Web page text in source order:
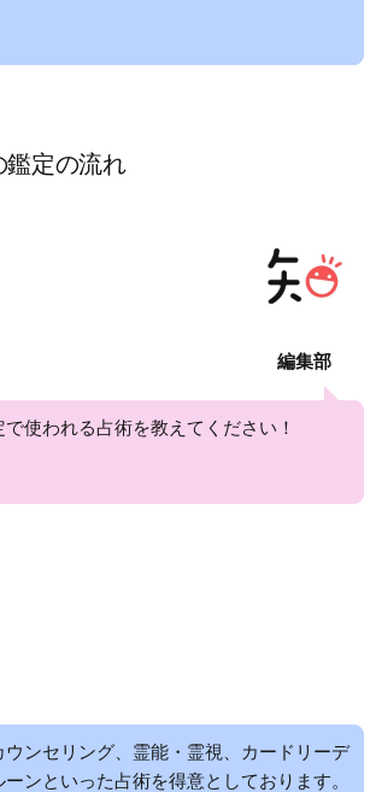
鑑定の流れ
使われる占術を教えてください！
編集部
ウンセリング、霊能・霊視、カードリーデ
ンといった占術を得意としております。